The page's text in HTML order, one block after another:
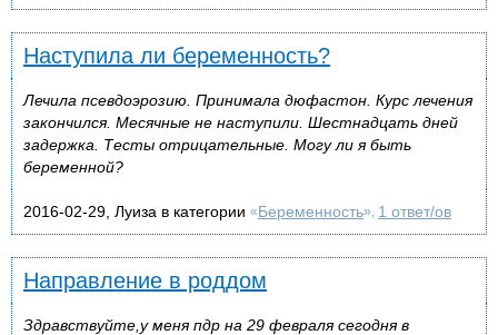
Наступила ли беременность?
Лечила псевдоэрозию. Принимала дюфастон. Курс лечения
закончился. Месячные не наступили. Шестнадцать дней
задержка. Тесты отрицательные. Могу ли я быть
беременной?
2016-02-29, Луиза в категории «Беременность», 1 ответ/ов
Направление в роддом
Здравствуйте,у меня пдр на 29 февраля сегодня в